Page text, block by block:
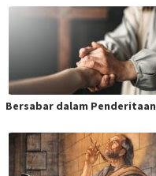
Bersabar dalam Penderitaan